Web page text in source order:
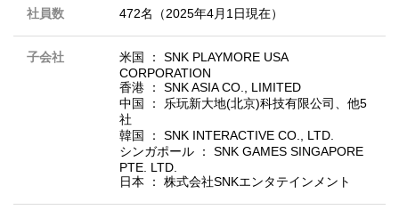
社員数 472名（2025年4月1日現在）
子会社
米国 ： SNK PLAYMORE USA
CORPORATION
香港 ： SNK ASIA CO., LIMITED
中国 ： 乐玩新大地(北京)科技有限公司、他5
社
韓国 ： SNK INTERACTIVE CO., LTD.
シンガポール ： SNK GAMES SINGAPORE
PTE. LTD.
日本 ： 株式会社SNKエンタテインメント